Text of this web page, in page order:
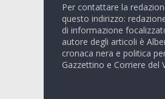
Per contattare la
questo indirizzo:
di informazione
autore degli articoli è
cronaca nera e politica
Gazzettino e Corriere del